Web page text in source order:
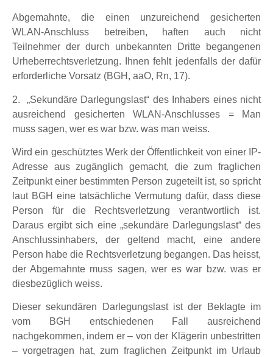
Abgemahnte, die einen unzureichend gesicherten
WLAN-Anschluss betreiben, haften auch nicht
Teilnehmer der durch unbekannten Dritte begangenen
Urheberrechtsverletzung. Ihnen fehlt jedenfalls der dafür
erforderliche Vorsatz (BGH, aaO, Rn, 17).
2. „Sekundäre Darlegungslast“ des Inhabers eines nicht
ausreichend gesicherten WLAN-Anschlusses = Man
muss sagen, wer es war bzw. was man weiss.
Wird ein geschütztes Werk der Öffentlichkeit von einer IP-
Adresse aus zugänglich gemacht, die zum fraglichen
Zeitpunkt einer bestimmten Person zugeteilt ist, so spricht
laut BGH eine tatsächliche Vermutung dafür, dass diese
Person für die Rechtsverletzung verantwortlich ist.
Daraus ergibt sich eine „sekundäre Darlegungslast“ des
Anschlussinhabers, der geltend macht, eine andere
Person habe die Rechtsverletzung begangen. Das heisst,
der Abgemahnte muss sagen, wer es war bzw. was er
diesbezüglich weiss.
Dieser sekundären Darlegungslast ist der Beklagte im
vom BGH entschiedenen Fall ausreichend
nachgekommen, indem er – von der Klägerin unbestritten
– vorgetragen hat, zum fraglichen Zeitpunkt im Urlaub